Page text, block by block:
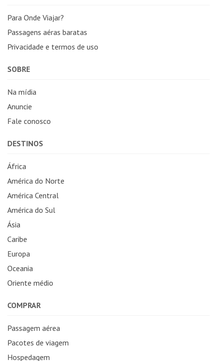
Para Onde Viajar?
Passagens aéras baratas
Privacidade e termos de uso
SOBRE
Na mídia
Anuncie
Fale conosco
DESTINOS
África
América do Norte
América Central
América do Sul
Ásia
Caribe
Europa
Oceania
Oriente médio
COMPRAR
Passagem aérea
Pacotes de viagem
Hospedagem